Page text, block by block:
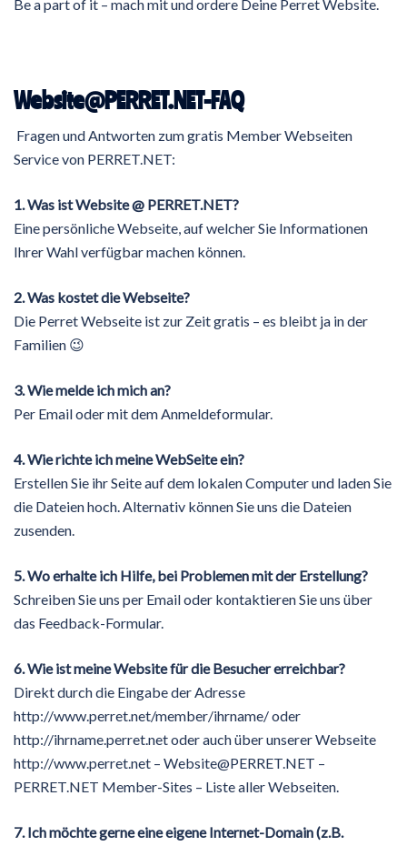
Be a part of it – mach mit und ordere Deine Perret Website.
Website@PERRET.NET-FAQ
Fragen und Antworten zum gratis Member Webseiten
Service von PERRET.NET:
1. Was ist Website @ PERRET.NET?
Eine persönliche Webseite, auf welcher Sie Informationen
Ihrer Wahl verfügbar machen können.
2. Was kostet die Webseite?
Die Perret Webseite ist zur Zeit gratis – es bleibt ja in der
Familien 😉
3. Wie melde ich mich an?
Per Email oder mit dem Anmeldeformular.
4. Wie richte ich meine WebSeite ein?
Erstellen Sie ihr Seite auf dem lokalen Computer und laden Sie
die Dateien hoch. Alternativ können Sie uns die Dateien
zusenden.
5. Wo erhalte ich Hilfe, bei Problemen mit der Erstellung?
Schreiben Sie uns per Email oder kontaktieren Sie uns über
das Feedback-Formular.
6. Wie ist meine Website für die Besucher erreichbar?
Direkt durch die Eingabe der Adresse
http://www.perret.net/member/ihrname/ oder
http://ihrname.perret.net oder auch über unserer Webseite
http://www.perret.net – Website@PERRET.NET –
PERRET.NET Member-Sites – Liste aller Webseiten.
7. Ich möchte gerne eine eigene Internet-Domain (z.B.